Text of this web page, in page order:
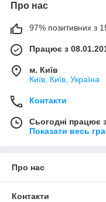
Про нас
97% позитивних з
Працює з
м. Київ
Київ, Київ, Україна
Контакти
Сьогодні працює
Показати весь
Про нас
Контакти